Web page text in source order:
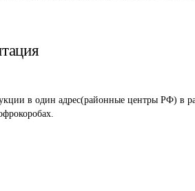
в один адрес(районные центры РФ) в